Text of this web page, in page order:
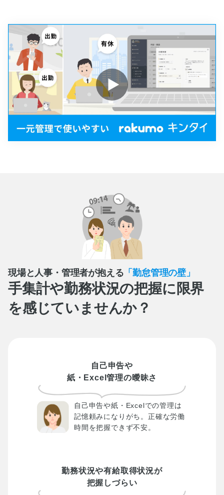
現場と人事・管理者が抱える 「勤怠管理の壁」
手集計や勤務状況の把握に限界
を感じていませんか？
自己申告や
紙・Excel管理の曖昧さ
自己申告や紙・Excelでの管理は
記憶頼みになりがち。正確な労働
時間を把握できず不安。
勤務状況や有給取得状況が
把握しづらい